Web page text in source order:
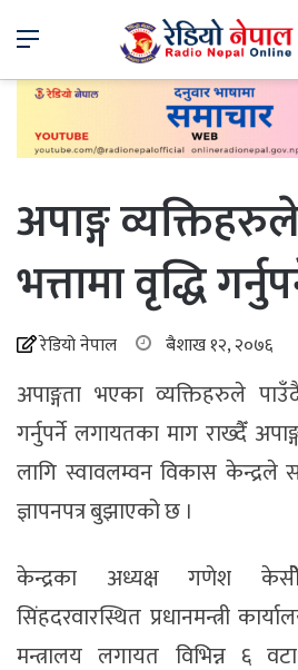
Menu
अपाङ्ग
भत्तामा वृद्धि
रेडियो नेपाल बैशाख १२, २०७६
अपाङ्गता भएका व्यक्तिहरुले
गर्नुपर्ने लगायतका माग राख्दैँ
लागि स्वावलम्वन विकास
ज्ञापनपत्र बुझाएको छ ।
केन्द्रका अध्यक्ष गणेश
सिंहदरवारस्थित प्रधानमन्त्री
मन्त्रालय लगायत विभिन्न ६ वटा